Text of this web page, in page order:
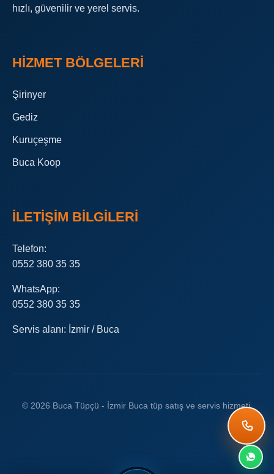
hızlı, güvenilir ve yerel servis.
HIZMET BÖLGELERI
Şirinyer
Gediz
Kuruçeşme
Buca Koop
İLETIŞIM BILGILERI
Telefon:
0552 380 35 35
WhatsApp:
0552 380 35 35
Servis alanı: İzmir / Buca
© 2026 Buca Tüpçü - İzmir Buca tüp satış ve servis hizmeti.